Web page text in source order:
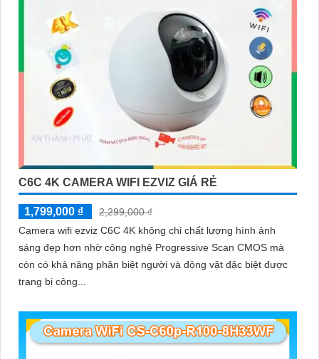
C6C 4K CAMERA WIFI EZVIZ GIÁ RẺ
1,799,000 ₫
2,299,000 ₫
Camera wifi ezviz C6C 4K không chỉ chất lượng hình ảnh
sáng đẹp hơn nhờ công nghệ Progressive Scan CMOS mà
còn có khả năng phân biệt người và động vật đặc biệt được
trang bị công...